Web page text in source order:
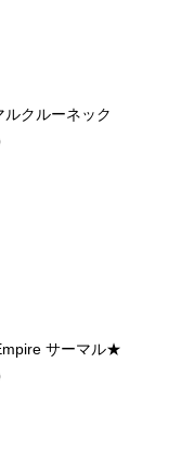
ルクルーネック
サーマル★